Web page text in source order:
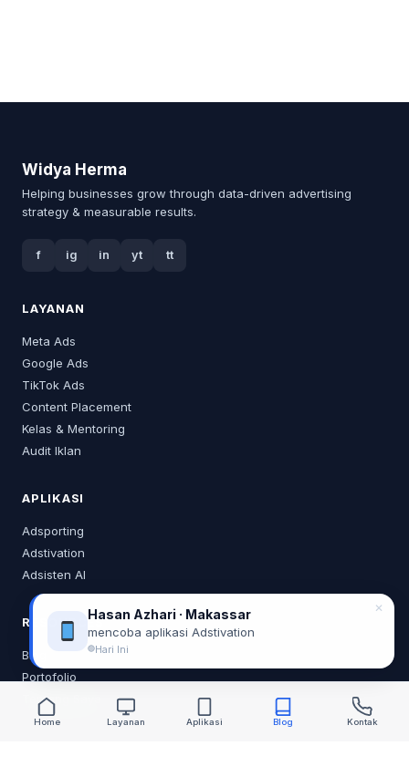
Widya Herma
Helping businesses grow through data-driven advertising
strategy & measurable results.
f ig in yt tt
LAYANAN
Meta Ads
Google Ads
TikTok Ads
Content Placement
Kelas & Mentoring
Audit Iklan
APLIKASI
Adsporting
Adstivation
Adsisten AI
RESOURCES
Blog
Portofolio
Tentang Saya
Home Layanan Aplikasi Blog Kontak
Hasan Azhari · Makassar
mencoba aplikasi Adstivation
Hari Ini
✕